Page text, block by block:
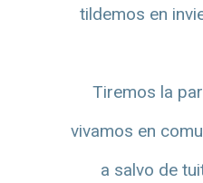
tildemos en
Tiremos la
vivamos en
a salvo de